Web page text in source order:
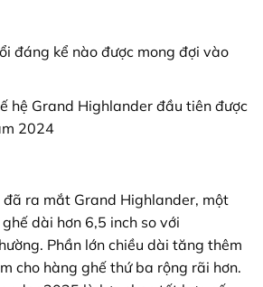
đáng kể nào được mong đợi vào
hệ Grand Highlander đầu tiên được
2024
ra mắt Grand Highlander, một
dài hơn 6,5 inch so với
Phần lớn chiều dài tăng thêm
cho hàng ghế thứ ba rộng rãi hơn.